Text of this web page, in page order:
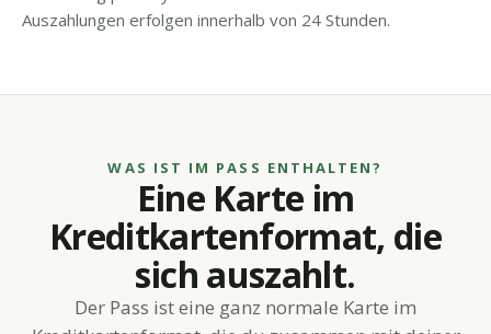
Auszahlungen erfolgen innerhalb von 24 Stunden.
WAS IST IM PASS ENTHALTEN?
Eine Karte im
Kreditkartenformat, die
sich auszahlt.
Der Pass ist eine ganz normale Karte im